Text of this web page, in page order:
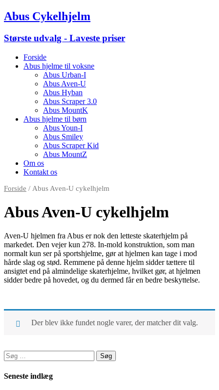
Abus Cykelhjelm
Største udvalg - Laveste priser
Forside
Abus hjelme til voksne
Abus Urban-I
Abus Aven-U
Abus Hyban
Abus Scraper 3.0
Abus MountK
Abus hjelme til børn
Abus Youn-I
Abus Smiley
Abus Scraper Kid
Abus MountZ
Om os
Kontakt os
Forside / Abus Aven-U cykelhjelm
Abus Aven-U cykelhjelm
Aven-U hjelmen fra Abus er nok den letteste skaterhjelm på
markedet. Den vejer kun 278. In-mold konstruktion, som man
normalt kun ser på sportshjelme, gør at hjelmen kan tage i mod
hårde slag og stød. Remmene på denne hjelm sidder tættere til
ansigtet end på almindelige skaterhjelme, hvilket gør, at hjelmen
sidder bedre på hovedet, og du dermed får en bedre beskyttelse.
Der blev ikke fundet nogle varer, der matcher dit valg.
Søg
efter:
Seneste indlæg